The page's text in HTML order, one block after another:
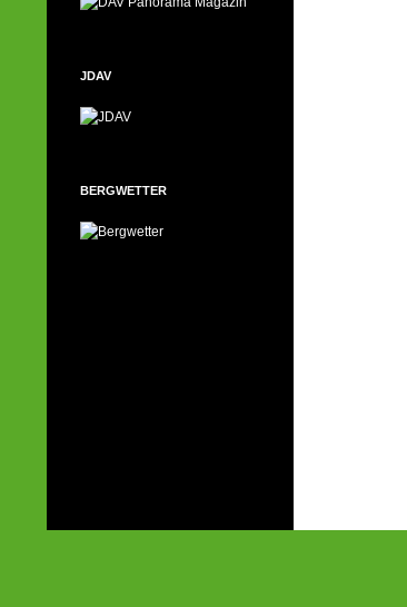
JDAV
BERGWETTER